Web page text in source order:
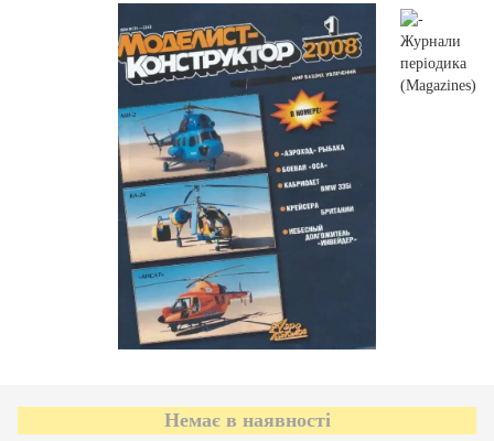
Немає в наявності